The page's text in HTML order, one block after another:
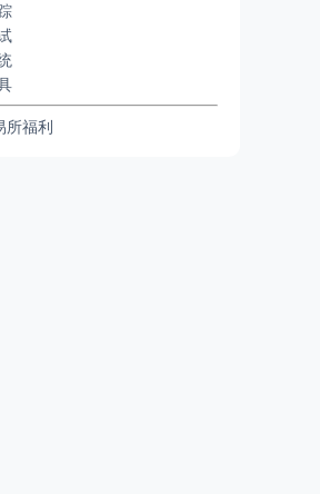
所福利